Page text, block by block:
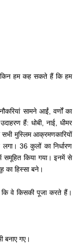
लेकिन हम कह सकते हैं कि हम
सामने आईं, वर्णों का
हैं: धोबी, नाई, धीमर
मुस्लिम आक्रमणकारियों
36 कुलों का निर्धारण
समूहित किया गया। इनमें से
का हिस्सा बने।
कि वे किसकी पूजा करते हैं।
गए।